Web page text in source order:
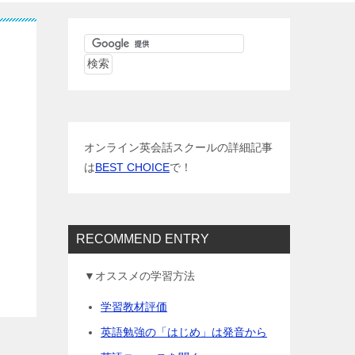
オンライン英会話スクールの詳細記事
はBEST CHOICEで！
RECOMMEND ENTRY
▼オススメの学習方法
学習教材評価
英語勉強の「はじめ」は発音から